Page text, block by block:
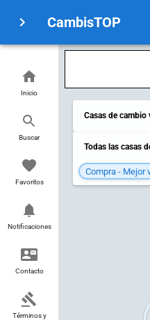
CambisTOP
Inicio
Buscar
Favoritos
Notificaciones
Contacto
Términos y
Casas de cambio
Todas las casas
Compra - Mejor